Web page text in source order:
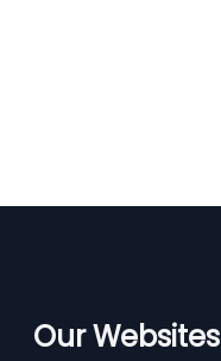
Our Websites